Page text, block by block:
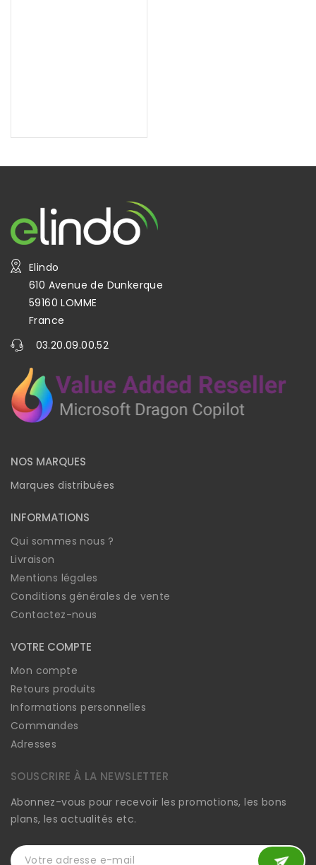
Elindo
610 Avenue de Dunkerque
59160 LOMME
France
03.20.09.00.52
NOS MARQUES
Marques distribuées
INFORMATIONS
Qui sommes nous ?
Livraison
Mentions légales
Conditions générales de vente
Contactez-nous
VOTRE COMPTE
Mon compte
Retours produits
Informations personnelles
Commandes
Adresses
SOUSCRIRE À LA NEWSLETTER
Abonnez-vous pour recevoir les promotions, les bons
plans, les actualités etc.